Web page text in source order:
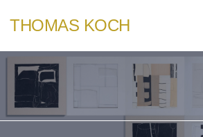
Inhalt
springen
THOMAS KOCH